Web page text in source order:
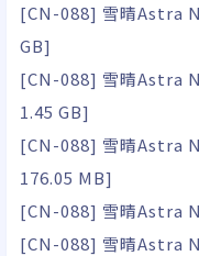
[CN-088] 雪晴Astra
GB]
[CN-088] 雪晴Astra
1.45 GB]
[CN-088] 雪晴Astra
176.05 MB]
[CN-088] 雪晴Astra
[CN-088] 雪晴Astra